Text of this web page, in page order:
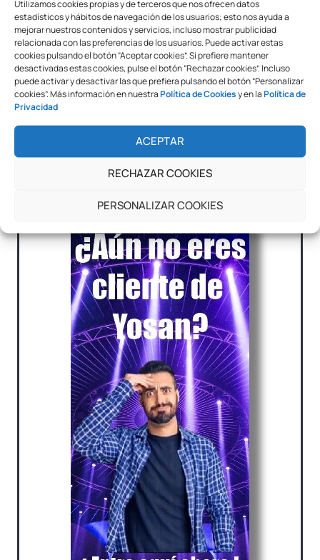
Utilizamos cookies propias y de terceros que nos ofrecen datos
estadísticos y hábitos de navegación de los usuarios; esto nos ayuda a
mejorar nuestros contenidos y servicios, incluso mostrar publicidad
relacionada con las preferencias de los usuarios. Puede activar estas
cookies pulsando el botón “Aceptar cookies”. Si prefiere mantener
desactivadas estas cookies, pulse el botón “Rechazar cookies”. Incluso
puede activar y desactivar las que prefiera pulsando el botón “Personalizar
cookies”. Más información en nuestraPolítica de Cookiesy en laPolítica de
Privacidad
ACEPTAR
RECHAZAR COOKIES
PERSONALIZAR COOKIES
Plastificadora Yosan TCC6
Plastificadora Yosan PC